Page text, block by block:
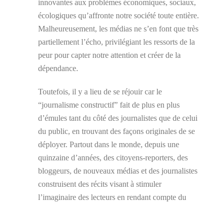
innovantes aux problèmes économiques, sociaux,
écologiques qu’affronte notre société toute entière.
Malheureusement, les médias ne s’en font que très
partiellement l’écho, privilégiant les ressorts de la
peur pour capter notre attention et créer de la
dépendance.
Toutefois, il y a lieu de se réjouir car le
“journalisme constructif” fait de plus en plus
d’émules tant du côté des journalistes que de celui
du public, en trouvant des façons originales de se
déployer. Partout dans le monde, depuis une
quinzaine d’années, des citoyens-reporters, des
bloggeurs, de nouveaux médias et des journalistes
construisent des récits visant à stimuler
l’imaginaire des lecteurs en rendant compte du